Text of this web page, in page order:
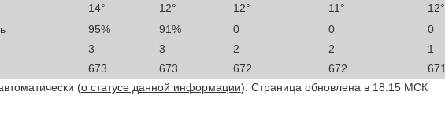
14° 12° 12° 11° 12°
95% 91% 0 0 0
3 3 2 2 1
673 673 672 672 671
(о статусе данной информации). Страница обновлена в 18:15 МСК